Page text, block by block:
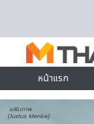
หน้าแรก